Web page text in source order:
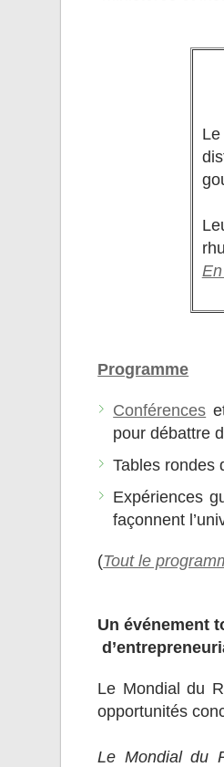
Programme
Conférences
pour débattre
Tables rondes
Expériences
façonnent
(Tout le
Un événement
Le Mondial du
opportunités
Le Mondial du